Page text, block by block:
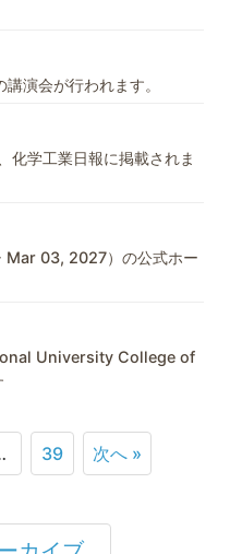
演会が行われます。
化学工業日報に掲載されま
03, 2027）の公式ホー
University College of
39 次へ »